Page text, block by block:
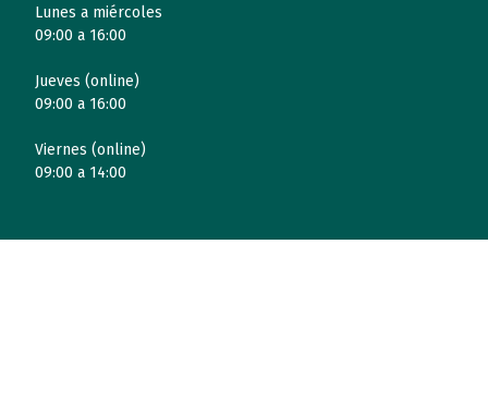
Lunes a miércoles
09:00 a 16:00
Jueves (online)
09:00 a 16:00
Viernes (online)
09:00 a 14:00